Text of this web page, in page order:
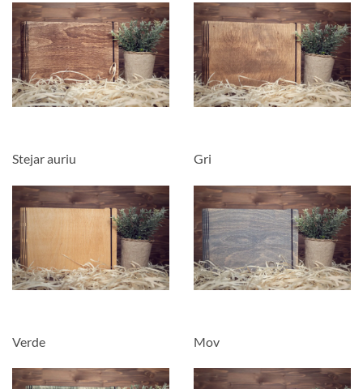
Stejar auriu Gri
Verde Mov